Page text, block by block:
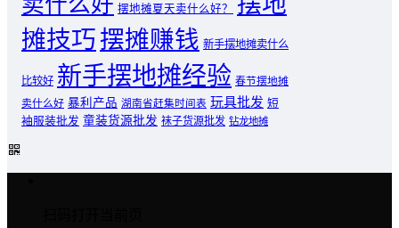
卖什么好 摆地摊夏天卖什么好？
摊技巧 摆摊赚钱 新手摆地摊卖什么
比较好 新手摆地摊经验 春节摆地摊
卖什么好 暴利产品 湖南省赶集时间表 玩具批发 短
袖服装批发 童装货源批发 袜子货源批发 钻龙地摊